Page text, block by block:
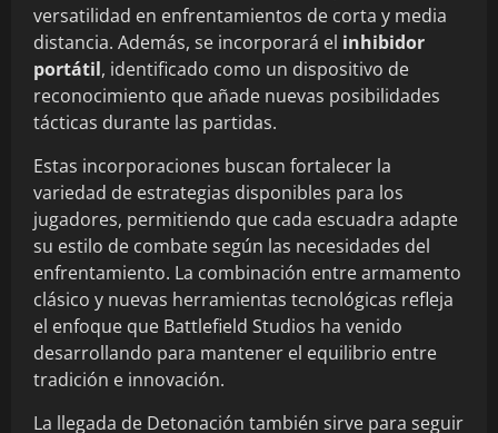
versatilidad en enfrentamientos de corta y media
distancia. Además, se incorporará el inhibidor
portátil, identificado como un dispositivo de
reconocimiento que añade nuevas posibilidades
tácticas durante las partidas.
Estas incorporaciones buscan fortalecer la
variedad de estrategias disponibles para los
jugadores, permitiendo que cada escuadra adapte
su estilo de combate según las necesidades del
enfrentamiento. La combinación entre armamento
clásico y nuevas herramientas tecnológicas refleja
el enfoque que Battlefield Studios ha venido
desarrollando para mantener el equilibrio entre
tradición e innovación.
La llegada de Detonación también sirve para seguir